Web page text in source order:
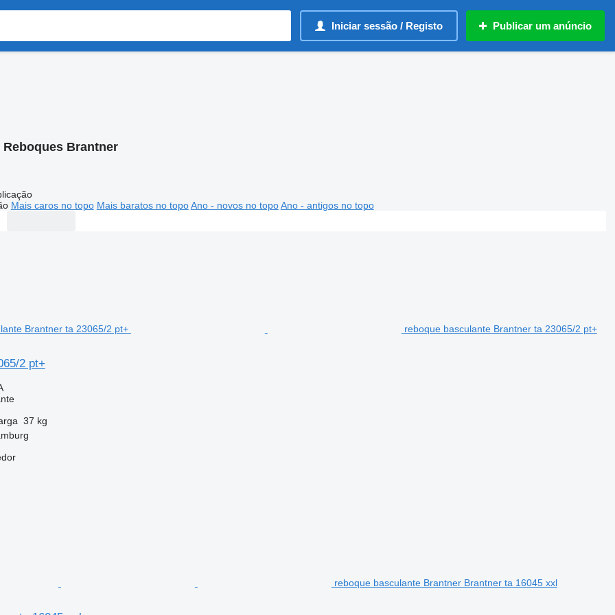
Iniciar sessão / Registo Publicar um anúncio
Reboques Brantner
Mais caros no topo Mais baratos no topo Ano - novos no topo Ano - antigos no topo
reboque basculante Brantner ta 23065/2 pt+
2 pt+
37 kg
reboque basculante Brantner Brantner ta 16045 xxl